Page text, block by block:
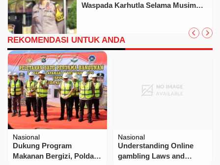
Waspada Karhutla Selama Musim
REKOMENDASI UNTUK ANDA
Nasional
Dukung Program
Makanan Bergizi, Polda
Nasional
Understanding Online
gambling Laws and